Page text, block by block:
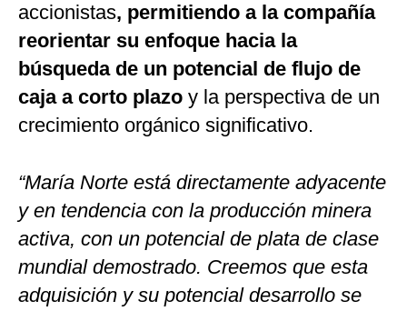
accionistas, permitiendo a la compañía
reorientar su enfoque hacia la
búsqueda de un potencial de flujo de
caja a corto plazo y la perspectiva de un
crecimiento orgánico significativo.
“María Norte está directamente adyacente
y en tendencia con la producción minera
activa, con un potencial de plata de clase
mundial demostrado. Creemos que esta
adquisición y su potencial desarrollo se